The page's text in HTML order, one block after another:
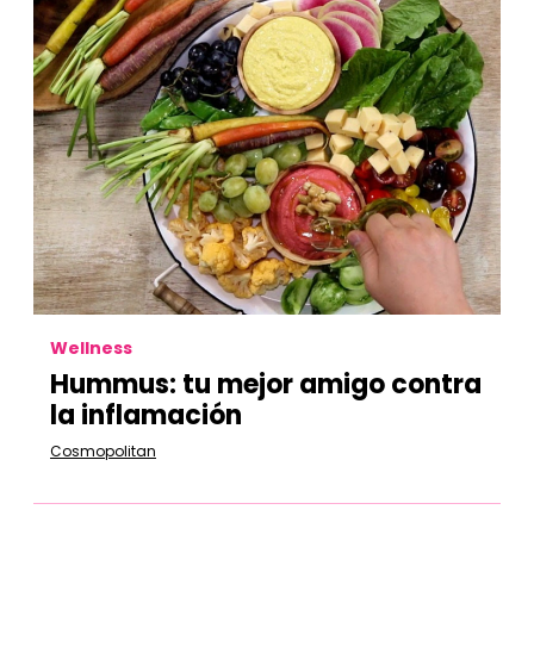
Wellness
Hummus: tu mejor amigo contra
la inflamación
Cosmopolitan